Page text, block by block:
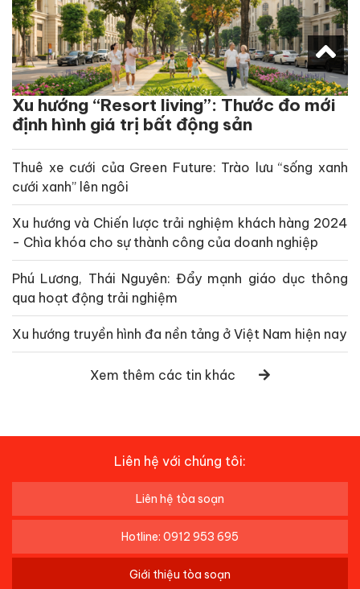
Xu hướng “Resort living”: Thước đo mới
định hình giá trị bất động sản
Thuê xe cưới của Green Future: Trào lưu “sống xanh
cưới xanh” lên ngôi
Xu hướng và Chiến lược trải nghiệm khách hàng 2024
- Chìa khóa cho sự thành công của doanh nghiệp
Phú Lương, Thái Nguyên: Đẩy mạnh giáo dục thông
qua hoạt động trải nghiệm
Xu hướng truyền hình đa nền tảng ở Việt Nam hiện nay
Xem thêm các tin khác
Liên hệ với chúng tôi:
Liên hệ tòa soạn
Hotline: 0912 953 695
Giới thiệu tòa soạn